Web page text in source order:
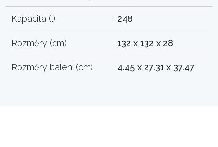
Kapacita (l) 248
Rozměry (cm) 132 x 132 x 28
Rozměry balení (cm) 4.45 x 27.31 x 37.47